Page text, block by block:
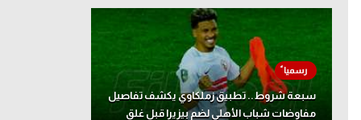
تحقيق في الجول
تقرير في الجول
تحليل في الجول
حكايات في الجول
سبعة شروط.. تطبيق زملكاوي يكشف تفاصيل
مفاوضات شباب الأهلي لضم بيزيرا قبل غلق